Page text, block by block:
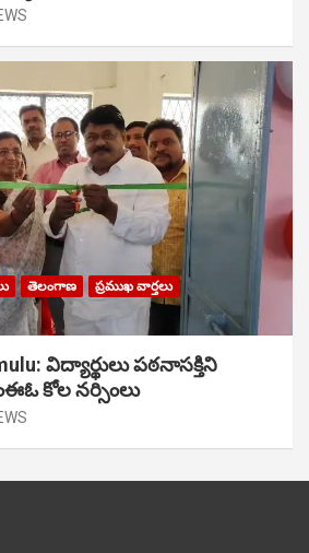
తెలంగాణ
ప్రముఖ వార్తలు
విద్యార్థులు పఠ‌నాసక్తిని
కోల నర్సింలు